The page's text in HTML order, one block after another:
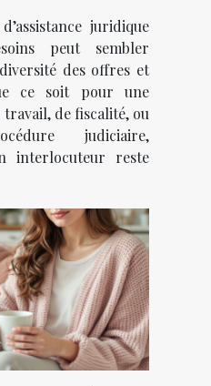
juridique
peut sembler
des offres et
ce soit pour une
de fiscalité, ou
judiciaire,
interlocuteur reste